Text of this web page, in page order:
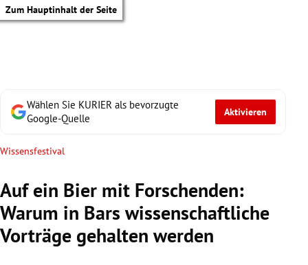
Zum Hauptinhalt der Seite
Wählen Sie KURIER als bevorzugte
Google-Quelle
Aktivieren
Wissensfestival
Auf ein Bier mit Forschenden:
Warum in Bars wissenschaftliche
Vorträge gehalten werden